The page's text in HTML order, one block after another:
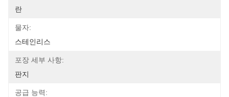
란
물자:
스테인리스
포장 세부 사항:
판지
공급 능력: